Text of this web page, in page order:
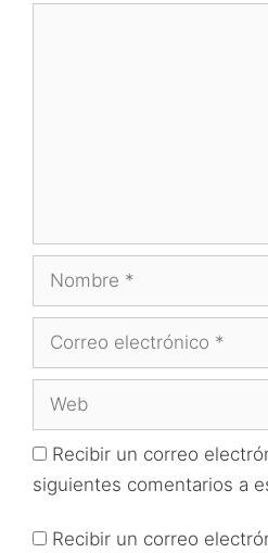
electrónico
Recibir un correo
siguientes comentarios a
Recibir un correo